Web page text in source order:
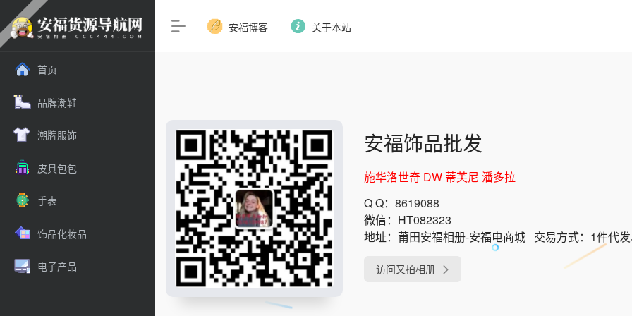
首页
品牌潮鞋
潮牌服饰
皮具包包
手表
饰品化妆品
电子产品
安福博客 关于本站
安福饰品批发
施华洛世奇 DW 蒂芙尼 潘多拉
Q Q： 8619088
微信： HT082323
地址： 莆田安福相册-安福电商城 交易方式： 1件代
访问又拍相册